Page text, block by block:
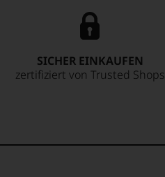
SICHER EINKAUFEN
zertifiziert von Trusted Shops